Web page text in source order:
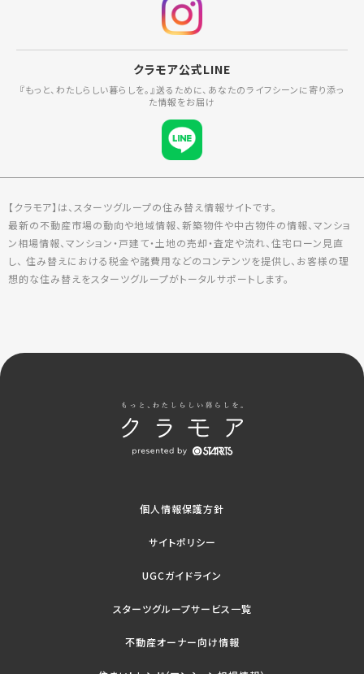
クラモア公式LINE
『もっと、わたしらしい暮らしを。』送るために、あなたのライフシーンに寄り添っ
た情報をお届け
【クラモア】は、スターツグループの住み替え情報サイトです。
最新の不動産市場の動向や地域情報、新築物件や中古物件の情報、マンショ
ン相場情報、マンション・戸建て・土地の売却・査定や流れ、住宅ローン見直
し、 住み替えにおける税金や諸費用などのコンテンツを提供し、お客様の理
想的な住み替えをスターツグループがトータルサポートします。
個人情報保護方針
サイトポリシー
UGCガイドライン
スターツグループサービス一覧
不動産オーナー向け情報